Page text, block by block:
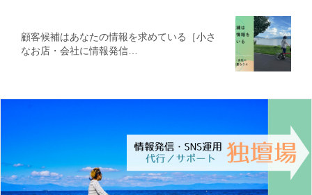
顧客候補はあなたの情報を求めている［小さ
なお店・会社に情報発信…